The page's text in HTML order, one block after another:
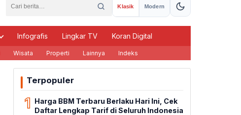
Klasik Modern
Infografis Lingkar TV Koran Digital
Wisata Properti Lainnya Indeks
Terpopuler
1 Harga BBM Terbaru Berlaku Hari Ini, Cek
Daftar Lengkap Tarif di Seluruh Indonesia